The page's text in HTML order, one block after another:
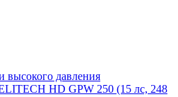
высокого давления
HD GPW 250 (15 лс, 248